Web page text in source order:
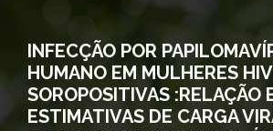
INFECÇÃO POR
HUMANO EM MULHERES
SOROPOSITIVAS :RELAÇÃO
ESTIMATIVAS DE CARGA